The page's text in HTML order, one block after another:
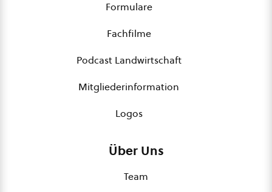
Formulare
Fachfilme
Podcast Landwirtschaft
Mitgliederinformation
Logos
Über Uns
Team